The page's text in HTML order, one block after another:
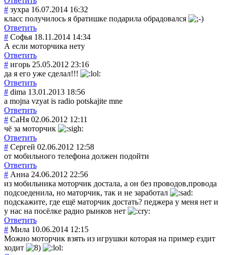
# зухра 16.07.2014 16:32
класс получилось я братишке подарила обрадовался
Ответить
# Софья 18.11.2014 14:34
А если моторчика нету
Ответить
# игорь 25.05.2012 23:16
да я его уже сделал!!!
Ответить
# dima 13.01.2013 18:56
a mojna vzyat is radio potskajite mne
Ответить
# СаНя 02.06.2012 12:11
чё за моторчик
Ответить
# Сергей 02.06.2012 12:58
от мобильного телефона должен подойти
Ответить
# Анна 24.06.2012 22:56
из мобильника моторчик достала, а он без проводов,провода
подсоеденила, но маторчик, так и не заработал
подскажите, где ещё маторчик достать? педжера у меня нет и
у нас на посёлке радио рынков нет
Ответить
# Мила 10.06.2014 12:15
Можно моторчик взять из игрушки которая на пример ездит
ходит